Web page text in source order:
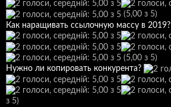
(5,00 з 5)
Как наращивать ссылочную массу в 2019?
(5,00 з 5)
Нужно ли копировать конкурента?
з 5)